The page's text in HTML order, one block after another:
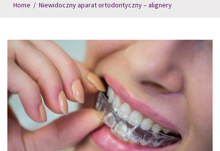
Home / Niewidoczny aparat ortodontyczny – alignery